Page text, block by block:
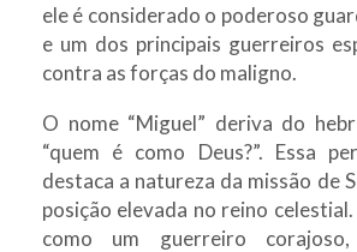
ele é considerado o poderoso
e um dos principais guerreiros
contra as forças do maligno.
O nome “Miguel” deriva do
“quem é como Deus?”. Essa
destaca a natureza da missão de
posição elevada no reino
como um guerreiro